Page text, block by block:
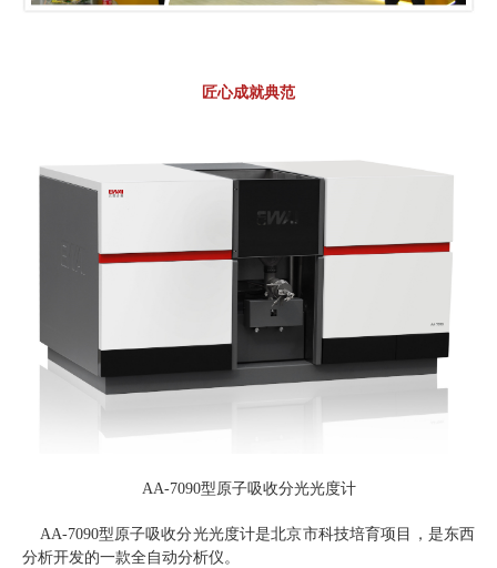
匠心成就典范
AA-7090型原子吸收分光光度计
AA-7090型原子吸收分光光度计是北京市科技培育项目，是东西
分析开发的一款全自动分析仪。